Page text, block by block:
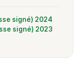
signé) 2024
signé) 2023